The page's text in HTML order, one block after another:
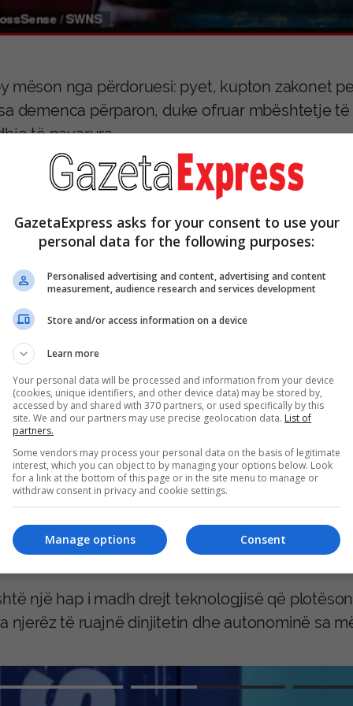
mëson nga përdoruesi: pyet, kupton zakonet
demenca përparon, duke ofruar mbështetje
të pavarura.
e kryera, tre nga katër pacientë raportuan
Carole Greig, 70 vjeç nga Sutton (Londër
me sëmundjen. Inovacionet si ky ofrojnë
londinez CrossSense (i zhvilluar gjatë më
on Dementia prej £1 milion (financuar nga
2026, pas vlerësimit nga një panel
përshpejtuar kërkimet dhe për të lançuar pilote
pritet të dalin në treg më gjerësisht në fillim të
shpresojnë që të integrohen nga
e kujtesës të NHS-së, duke u bërë një mjet i
së personave me demencë në Britani.
një hap i madh drejt teknologjisë që
njerëz të ruajnë dinjitetin dhe autonominë sa
GazetaExpress asks for your consent to use your
personal data for the following purposes:
Personalised advertising and content, advertising and content
measurement, audience research and services development
Store and/or access information on a device
Learn more
Your personal data will be processed and information from your device
(cookies, unique identifiers, and other device data) may be stored by,
accessed by and shared with 370 partners, or used specifically by this
site. We and our partners may use precise geolocation data. List of
partners.
Some vendors may process your personal data on the basis of legitimate
interest, which you can object to by managing your options below. Look
for a link at the bottom of this page or in the site menu to manage or
withdraw consent in privacy and cookie settings.
Consent
Manage options